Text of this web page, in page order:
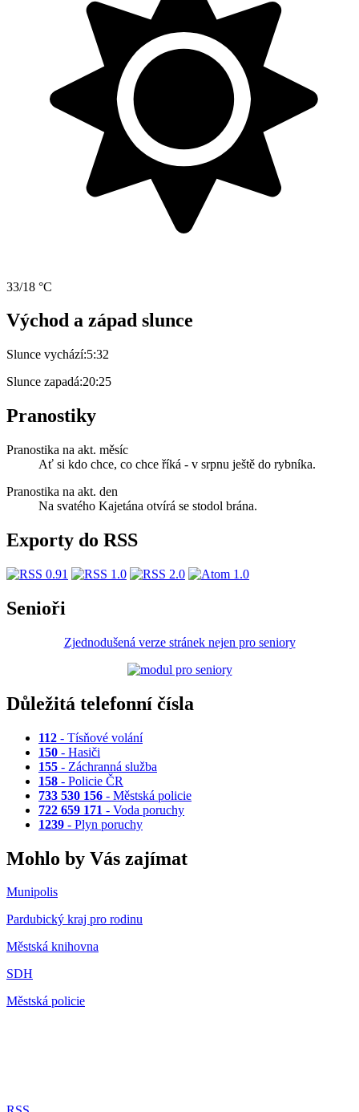
33/18 °C
Východ a západ slunce
Slunce vychází:5:32
Slunce zapadá:20:25
Pranostiky
Pranostika na akt. měsíc
Ať si kdo chce, co chce říká - v srpnu ještě do rybníka.
Pranostika na akt. den
Na svatého Kajetána otvírá se stodol brána.
Exporty do RSS
Senioři
Zjednodušená verze stránek nejen pro seniory
Důležitá telefonní čísla
112 - Tísňové volání
150 - Hasiči
155 - Záchranná služba
158 - Policie ČR
733 530 156 - Městská policie
722 659 171 - Voda poruchy
1239 - Plyn poruchy
Mohlo by Vás zajímat
Munipolis
Pardubický kraj pro rodinu
Městská knihovna
SDH
Městská policie